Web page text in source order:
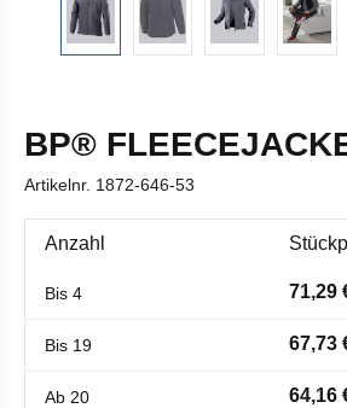
BP®
Artikelnr. 1872-646-53
Anzahl
Bis 4 71,29
Bis 19 67,73
Ab 20 64,16